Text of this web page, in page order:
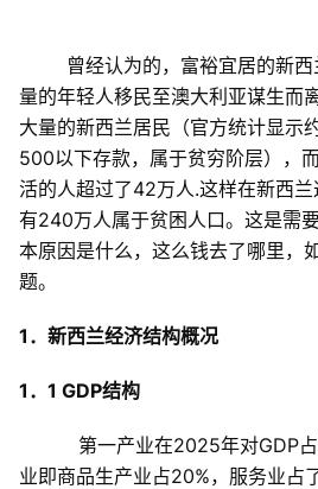
曾经认为的，富裕宜居的新
量的年轻人移民至澳大利亚谋生而
大量的新西兰居民（官方统计显示
500以下存款，属于贫穷阶层），
活的人超过了42万人.这样在新西
有240万人属于贫困人口。这是需
本原因是什么，这么钱去了哪里，
题。
1 ．新西兰经济结构概况
1 ． 1 GDP结构
第一产业在2025年对GDP
业即商品生产业占20%，服务业占